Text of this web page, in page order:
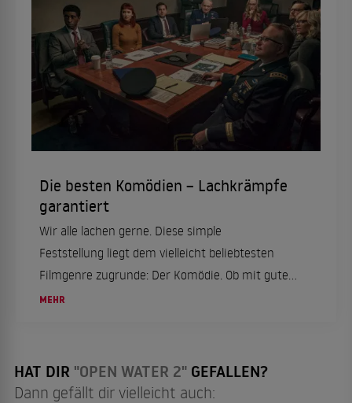
Die besten Komödien – Lachkrämpfe
garantiert
Wir alle lachen gerne. Diese simple
Feststellung liegt dem vielleicht beliebtesten
Filmgenre zugrunde: Der Komödie. Ob mit guter
oder schlechter Laune, ob alleine oder mit
MEHR
HAT DIR "OPEN WATER 2" GEFALLEN?
Dann gefällt dir vielleicht auch: